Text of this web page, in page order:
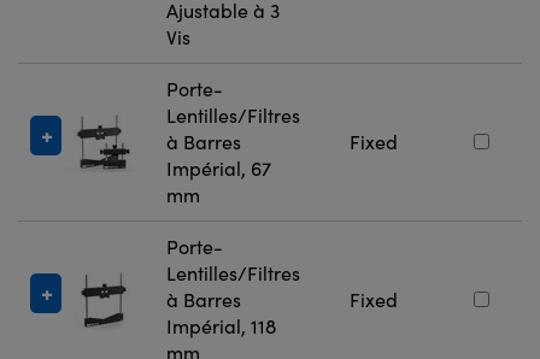
Ajustable à 3
Vis
Porte-
Lentilles/Filtres
à Barres
Impérial, 67
mm
Fixed
Porte-
Lentilles/Filtres
à Barres
Impérial, 118
mm
Fixed